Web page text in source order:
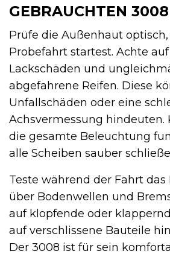
GEBRAUCHTEN 3008
Prüfe die Außenhaut
Probefahrt startest. Achte
Lackschäden und
abgefahrene Reifen. Diese
Unfallschäden oder eine
Achsvermessung hindeuten.
die gesamte Beleuchtung
alle Scheiben sauber
Teste während der Fahrt das
über Bodenwellen und
auf klopfende oder
auf verschlissene Bauteile
Der 3008 ist für sein